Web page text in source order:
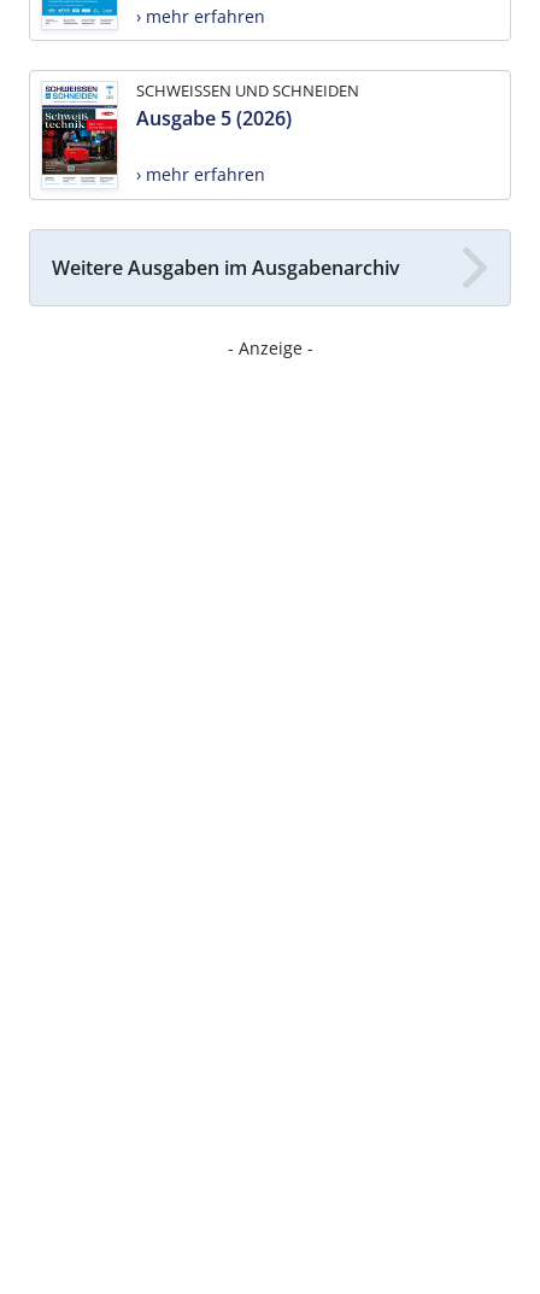
› mehr erfahren
SCHWEISSEN UND SCHNEIDEN
Ausgabe 5 (2026)
› mehr erfahren
Weitere Ausgaben im Ausgabenarchiv
- Anzeige -